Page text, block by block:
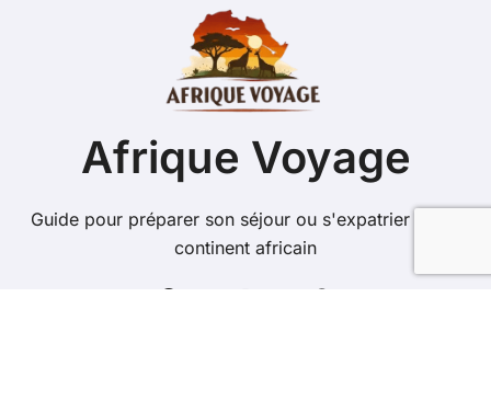
Afrique Voyage
Guide pour préparer son séjour ou s'expatrier sur le
continent africain